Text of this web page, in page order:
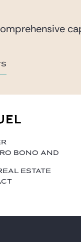
BONO AND
ESTATE